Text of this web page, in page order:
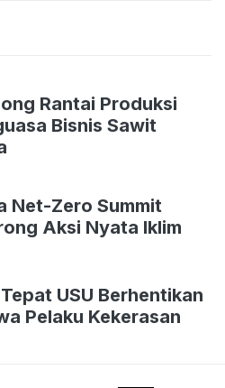
Rantai Produksi
Bisnis Sawit
Net-Zero Summit
Aksi Nyata Iklim
USU Berhentikan
Pelaku Kekerasan